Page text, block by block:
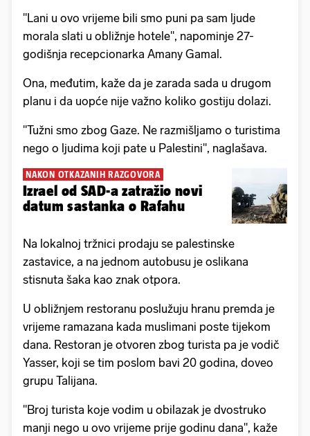
"Lani u ovo vrijeme bili smo puni pa sam ljude
morala slati u obližnje hotele", napominje 27-
godišnja recepcionarka Amany Gamal.
Ona, međutim, kaže da je zarada sada u drugom
planu i da uopće nije važno koliko gostiju dolazi.
"Tužni smo zbog Gaze. Ne razmišljamo o turistima
nego o ljudima koji pate u Palestini", naglašava.
NAKON OTKAZANIH RAZGOVORA
Izrael od SAD-a zatražio novi
datum sastanka o Rafahu
Na lokalnoj tržnici prodaju se palestinske
zastavice, a na jednom autobusu je oslikana
stisnuta šaka kao znak otpora.
U obližnjem restoranu poslužuju hranu premda je
vrijeme ramazana kada muslimani poste tijekom
dana. Restoran je otvoren zbog turista pa je vodič
Yasser, koji se tim poslom bavi 20 godina, doveo
grupu Talijana.
"Broj turista koje vodim u obilazak je dvostruko
manji nego u ovo vrijeme prije godinu dana", kaže